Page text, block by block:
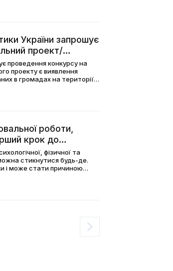
України запрошує
проект/
проведення конкурсу на
проекту є виявлення
в громадах на території
роботи,
крок до
фізичної та
стикнутися будь-де.
і може стати причиною